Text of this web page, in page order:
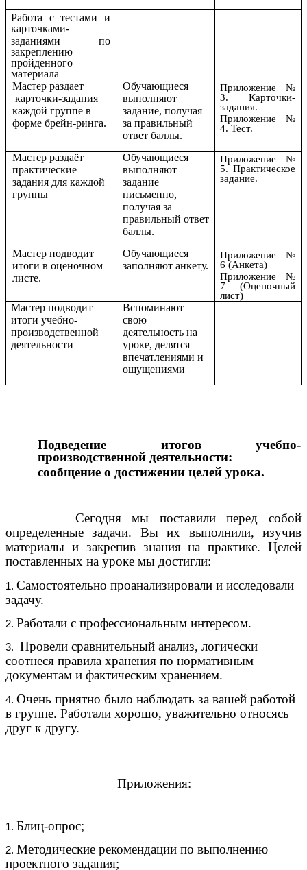
Работа с тестами и
карточками-
заданиями
по
закреплению
пройденного
материала
Мастер раздает
карточки-задания
каждой группе в
форме брейн-ринга.
Обучающиеся
выполняют
задание, получая
за правильный
ответ баллы.
Приложение №
3. Карточки-
задания.
Приложение №
4. Тест.
Мастер раздаёт
практические
задания для каждой
группы
Обучающиеся
выполняют
задание
письменно,
получая за
правильный ответ
баллы.
Приложение №
5. Практическое
задание.
Мастер подводит
итоги в оценочном
листе.
Обучающиеся
заполняют анкету.
Приложение №
6 (Анкета)
Приложение №
7 (Оценочный
лист)
Мастер подводит
итоги учебно-
производственной
деятельности
Вспоминают
свою
деятельность на
уроке, делятся
впечатлениями и
ощущениями
Подведение итогов учебно-
производственной деятельности:
сообщение о достижении целей урока.
Сегодня мы поставили перед собой
определенные задачи. Вы их выполнили, изучив
материалы и закрепив знания на практике. Целей
поставленных на уроке мы достигли:
Самостоятельно проанализировали и исследовали
задачу.
Работали с профессиональным интересом.
Провели сравнительный анализ, логически
соотнеся правила хранения по нормативным
документам и фактическим хранением.
Очень приятно было наблюдать за вашей работой
в группе. Работали хорошо, уважительно относясь
друг к другу.
Приложения:
Блиц-опрос;
Методические рекомендации по выполнению
проектного задания;